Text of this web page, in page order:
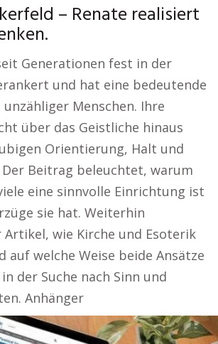
– Renate realisiert
Generationen fest in der
und hat eine bedeutende
unzähliger Menschen. Ihre
über das Geistliche hinaus
Orientierung, Halt und
Beitrag beleuchtet, warum
eine sinnvolle Einrichtung ist
sie hat. Weiterhin
wie Kirche und Esoterik
auf welche Weise beide Ansätze
der Suche nach Sinn und
Anhänger